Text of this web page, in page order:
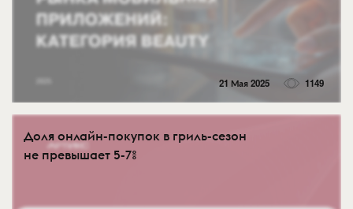
21 Мая 2025 1149
Доля онлайн-покупок в гриль-сезон
не превышает 5-7%